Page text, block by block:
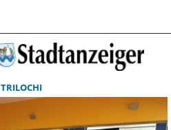
TRILOCHI